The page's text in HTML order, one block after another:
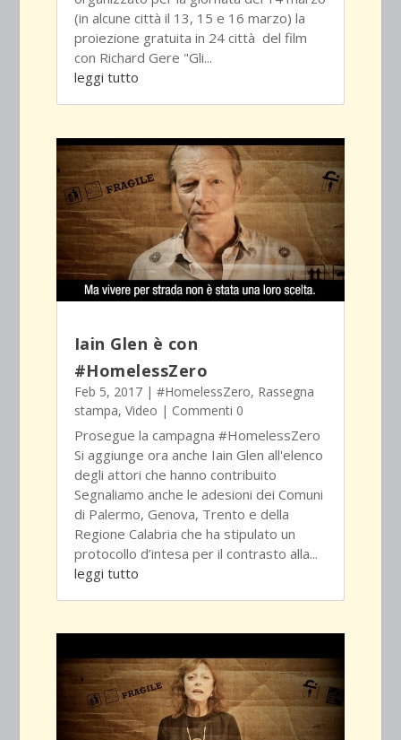
(in alcune città il 13, 15 e 16 marzo) la
proiezione gratuita in 24 città del film
con Richard Gere "Gli...
leggi tutto
Iain Glen è con
#HomelessZero
Feb 5, 2017| #HomelessZero, Rassegna
stampa, Video | Commenti 0
Prosegue la campagna #HomelessZero
Si aggiunge ora anche Iain Glen all'elenco
degli attori che hanno contribuito
Segnaliamo anche le adesioni dei Comuni
di Palermo, Genova, Trento e della
Regione Calabria che ha stipulato un
protocollo d’intesa per il contrasto alla...
leggi tutto